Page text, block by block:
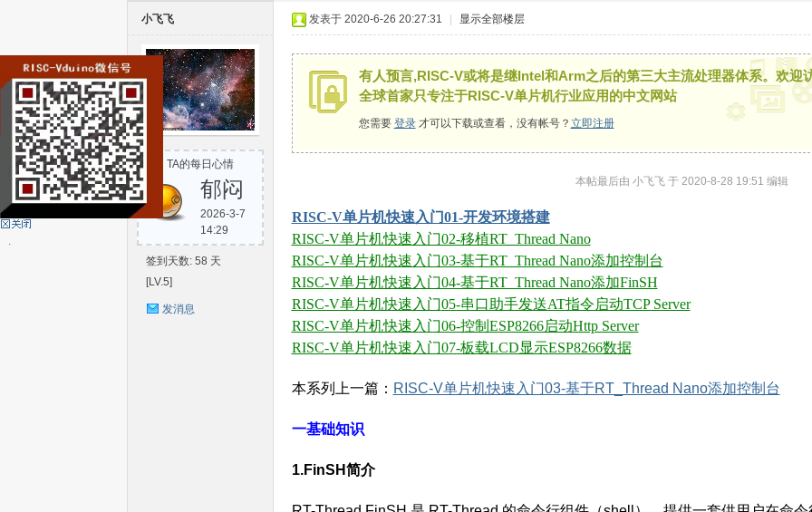
S
小飞飞
TA的每日心情
郁闷
2026-3-7
14:29
签到天数: 58 天
[LV.5]
发消息
发表于 2020-6-26 20:27:31 显示全部楼层
有人预言,RISC-V或将是继Intel和Arm之后的第三大主流处理器体系。欢迎
全球首家只专注于RISC-V单片机行业应用的中文网站
您需要 登录才可以下载或查看，没有帐号？ 立即注册
本帖最后由 小飞飞 于 2020-8-28 19:51 编辑
RISC-V单片机快速入门01-开发环境搭建
RISC-V单片机快速入门02-移植RT_Thread Nano
RISC-V单片机快速入门03-基于RT_Thread Nano添加控制台
RISC-V单片机快速入门04-基于RT_Thread Nano添加FinSH
RISC-V单片机快速入门05-串口助手发送AT指令启动TCP Server
RISC-V单片机快速入门06-控制ESP8266启动Http Server
RISC-V单片机快速入门07-板载LCD显示ESP8266数据
本系列上一篇： RISC-V单片机快速入门03-基于RT_Thread Nano添加控制台
一基础知识
1.FinSH简介